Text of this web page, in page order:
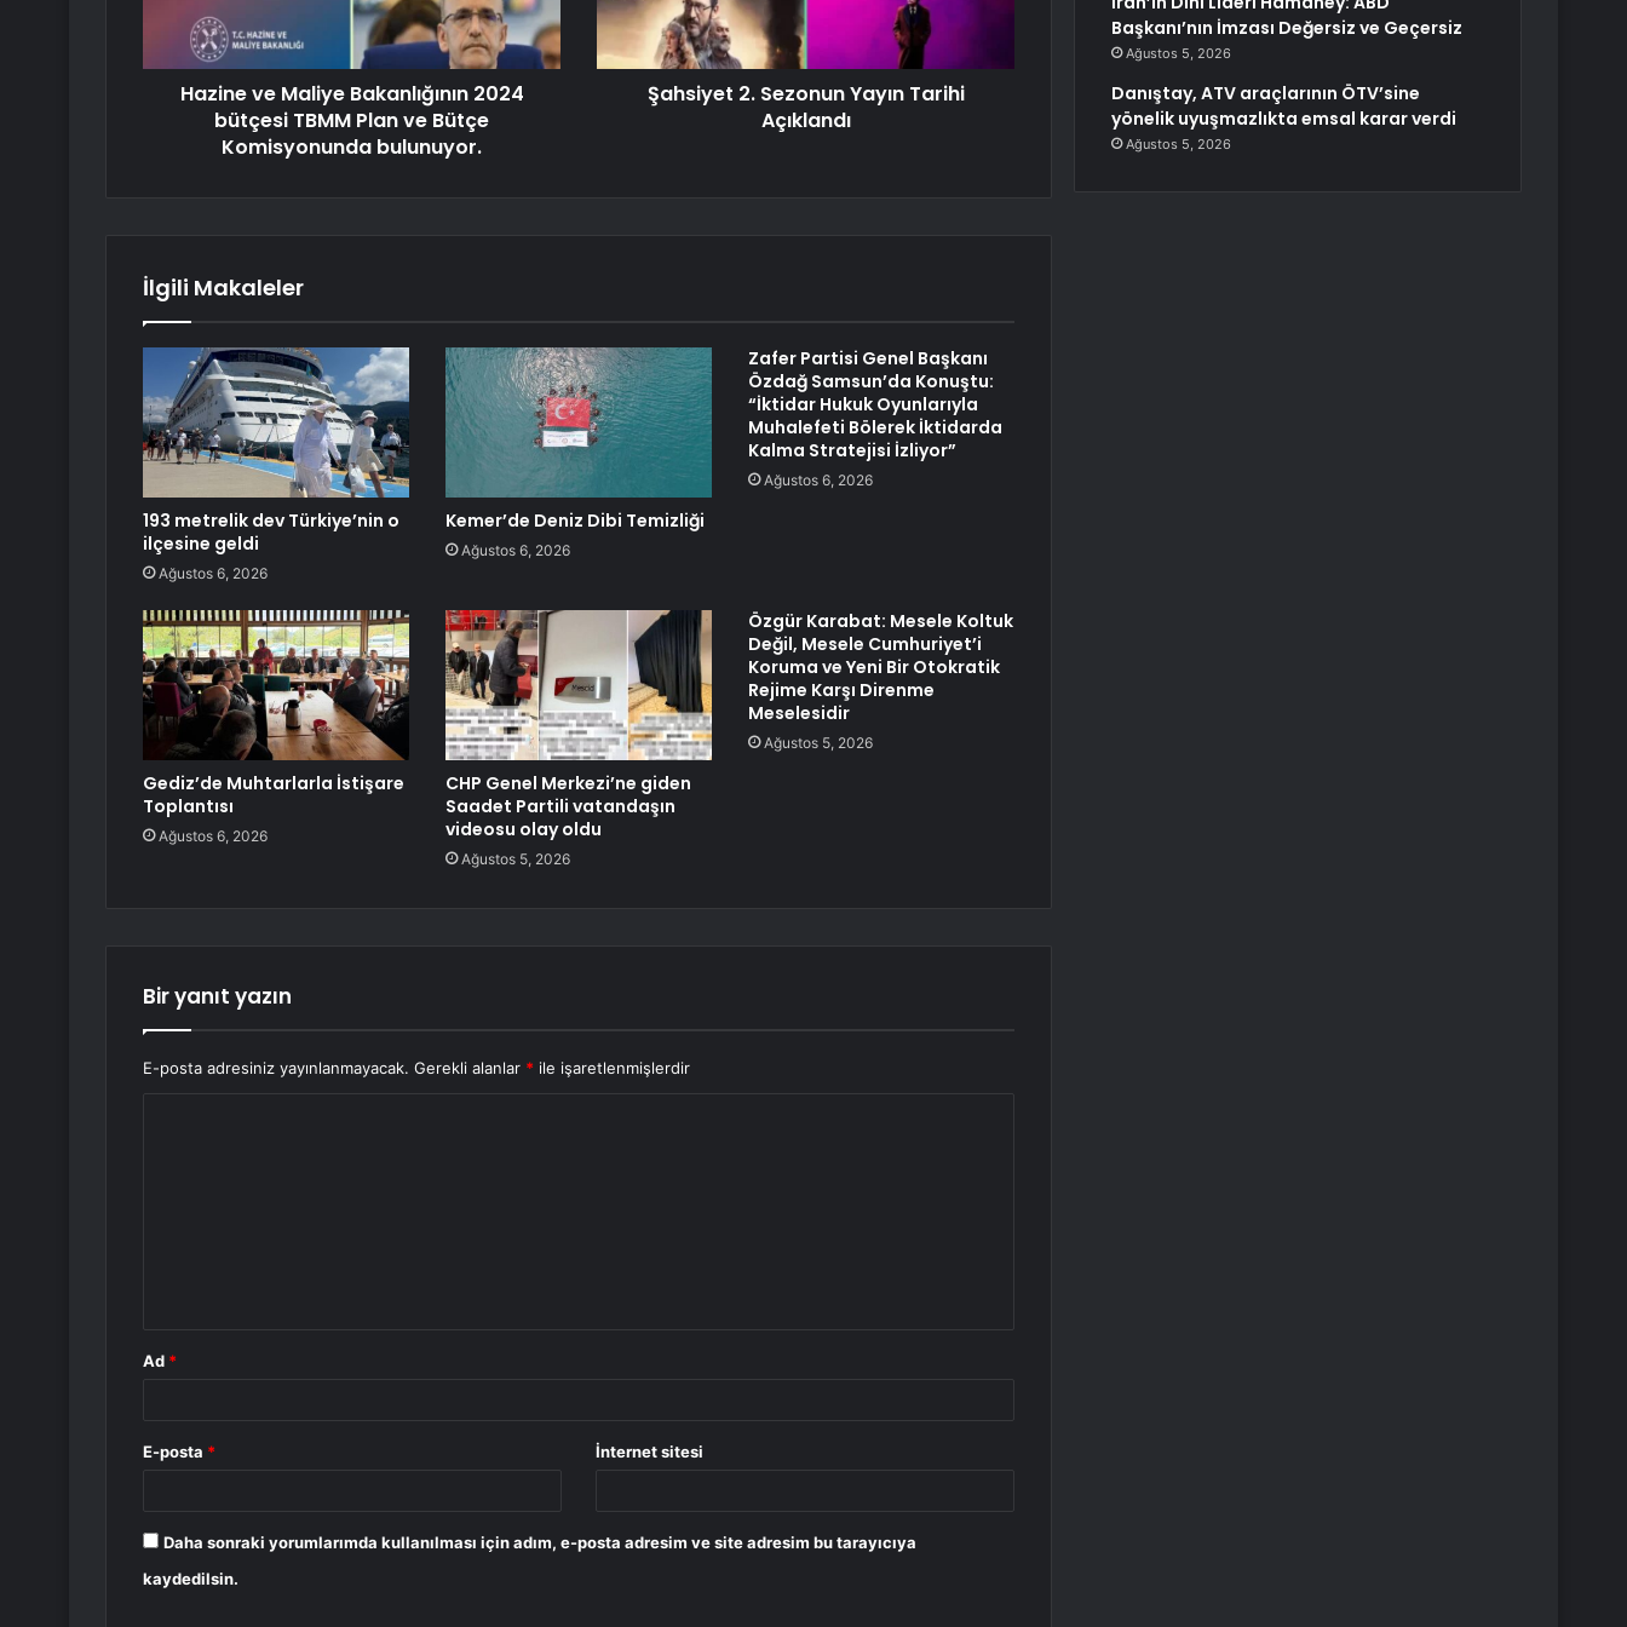
Hazine ve Maliye Bakanlığının 2024
bütçesi TBMM Plan ve Bütçe
Komisyonunda bulunuyor.
Şahsiyet 2. Sezonun Yayın Tarihi
Açıklandı
İlgili Makaleler
193 metrelik dev Türkiye’nin o
ilçesine geldi
Ağustos 6, 2026
Kemer’de Deniz Dibi Temizliği
Ağustos 6, 2026
Zafer Partisi Genel Başkanı
Özdağ Samsun’da Konuştu:
“İktidar Hukuk Oyunlarıyla
Muhalefeti Bölerek İktidarda
Kalma Stratejisi İzliyor”
Ağustos 6, 2026
Gediz’de Muhtarlarla İstişare
Toplantısı
Ağustos 6, 2026
CHP Genel Merkezi’ne giden
Saadet Partili vatandaşın
videosu olay oldu
Ağustos 5, 2026
Özgür Karabat: Mesele Koltuk
Değil, Mesele Cumhuriyet’i
Koruma ve Yeni Bir Otokratik
Rejime Karşı Direnme
Meselesidir
Ağustos 5, 2026
Bir yanıt yazın
E-posta adresiniz yayınlanmayacak. Gerekli alanlar * ile işaretlenmişlerdir
Ad *
E-posta * İnternet sitesi
Daha sonraki yorumlarımda kullanılması için adım, e-posta adresim ve site adresim bu tarayıcıya
kaydedilsin.
Başkanı’nın İmzası Değersiz ve Geçersiz
Ağustos 5, 2026
Danıştay, ATV araçlarının ÖTV’sine
yönelik uyuşmazlıkta emsal karar verdi
Ağustos 5, 2026